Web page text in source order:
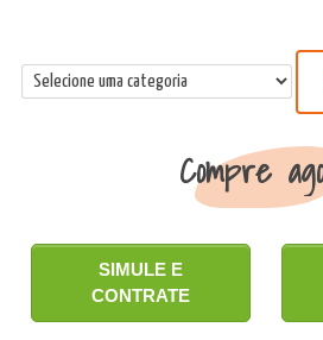
Compre
SIMULE E
CONTRATE